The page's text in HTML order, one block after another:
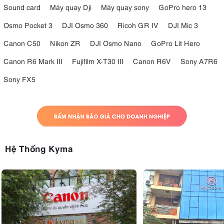
Sound card
Máy quay Dji Máy quay sony
GoPro hero 13
Osmo Pocket 3
DJI Osmo 360 Ricoh GR IV
DJI Mic 3
Canon C50
Nikon ZR DJI Osmo Nano
GoPro Lit Hero
Canon R6 Mark III
Fujifilm X-T30 III Canon R6V
Sony A7R6
Sony FX5
Hệ Thống Kyma